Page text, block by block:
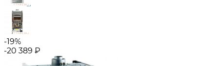
-19%
-20 389 ₽